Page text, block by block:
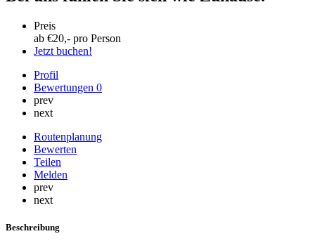
Preis
ab €20,- pro Person
Jetzt buchen!
Profil
Bewertungen 0
prev
next
Routenplanung
Bewerten
Teilen
Melden
prev
next
Beschreibung